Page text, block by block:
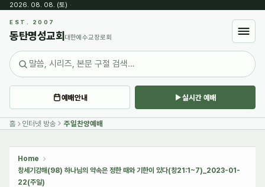
2026. 08. 08. (토) ·
EST. 2007
동탄명성교회 대한예수교장로회
예배안내 실시간 예배
홈 인터넷 방송 주일찬양예배
Home
창세기강해(98) 하나님의 약속은 정한 때와 기한이 있다(창21:1~7)_2023-01-
22(주일)
Sketchbook5, 스케치북5
Sketchbook5, 스케치북5